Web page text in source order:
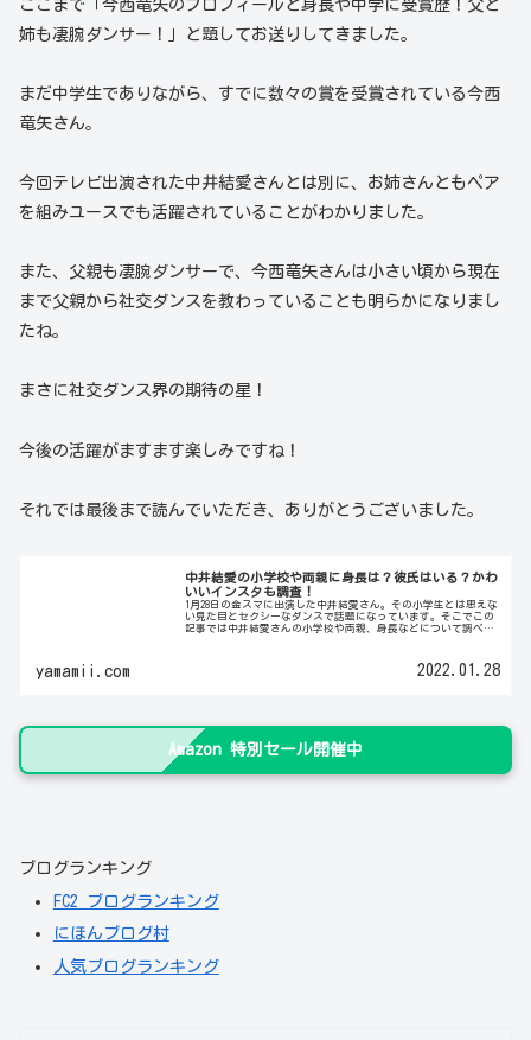
ここまで「今西竜矢のプロフィールと身長や中学に受賞歴！父と
姉も凄腕ダンサー！」と題してお送りしてきました。
まだ中学生でありながら、すでに数々の賞を受賞されている今西
竜矢さん。
今回テレビ出演された中井結愛さんとは別に、お姉さんともペア
を組みユースでも活躍されていることがわかりました。
また、父親も凄腕ダンサーで、今西竜矢さんは小さい頃から現在
まで父親から社交ダンスを教わっていることも明らかになりまし
たね。
まさに社交ダンス界の期待の星！
今後の活躍がますます楽しみですね！
それでは最後まで読んでいただき、ありがとうございました。
中井結愛の小学校や両親に身長は？彼氏はいる？かわ
いいインスタも調査！
1月28日の金スマに出演した中井結愛さん。その小学生とは思えな
い見た目とセクシーなダンスで話題になっています。そこでこの
記事では中井結愛さんの小学校や両親、身長などについて調べて
yamamii.com 2022.01.28
Amazon 特別セール開催中
ブログランキング
FC2 ブログランキング
にほんブログ村
人気ブログランキング